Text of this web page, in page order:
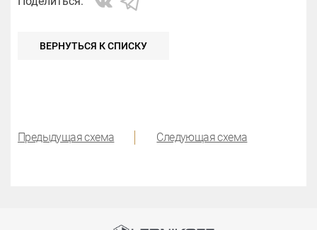
ВЕРНУТЬСЯ К СПИСКУ
Предыдущая схема Следующая схема